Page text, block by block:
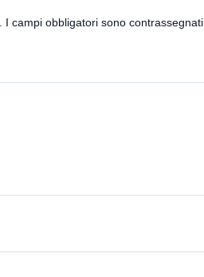
I campi obbligatori sono contrassegnati